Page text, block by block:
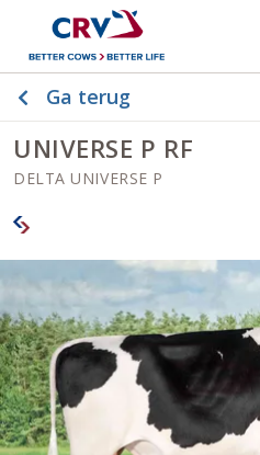
Ga terug
UNIVERSE P RF
DELTA UNIVERSE P